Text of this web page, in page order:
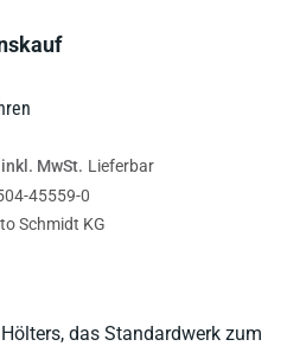
das Standardwerk zum
inkl. MwSt. Lieferbar
45559-0
Schmidt KG